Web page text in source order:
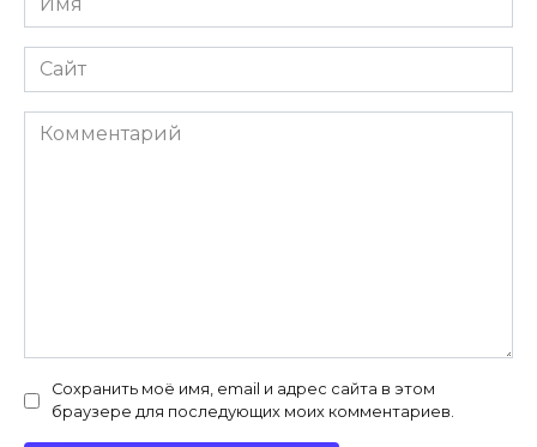
*
Сайт
Комментарий
Сохранить моё имя, email и адрес сайта в этом
браузере для последующих моих комментариев.